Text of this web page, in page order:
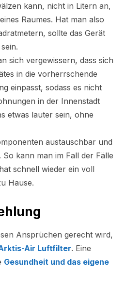
kann, nicht in Litern an,
Raumes. Hat man also
sollte das Gerät
sich vergewissern, dass sich
in die vorherrschende
einpasst, sodass es nicht
in der Innenstadt
etwas lauter sein, ohne
austauschbar und
kann man im Fall der Fälle
schnell wieder ein voll
Hause.
Ansprüchen gerecht wird,
Air Luftfilter. Eine
Gesundheit und das eigene